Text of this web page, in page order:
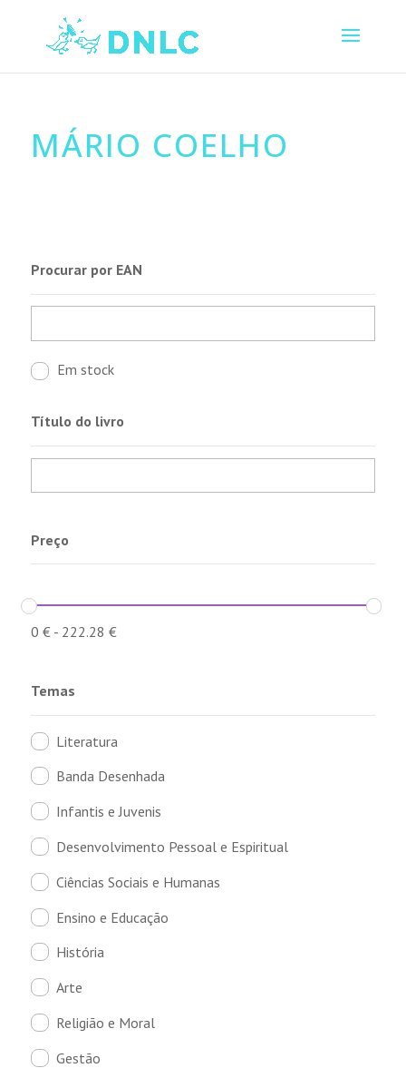
MÁRIO COELHO
Procurar por EAN
Em stock
Título do livro
Preço
0 €- 222.28 €
Temas
Literatura
Banda Desenhada
Infantis e Juvenis
Desenvolvimento Pessoal e Espiritual
Ciências Sociais e Humanas
Ensino e Educação
História
Arte
Religião e Moral
Gestão